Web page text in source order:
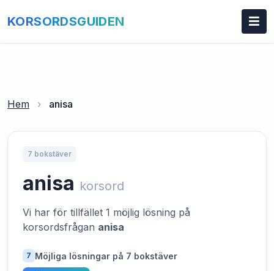
KORSORDSGUIDEN
Hem › anisa
7 bokstäver
anisa korsord
Vi har för tillfället 1 möjlig lösning på
korsordsfrågan anisa
7 Möjliga lösningar på 7 bokstäver